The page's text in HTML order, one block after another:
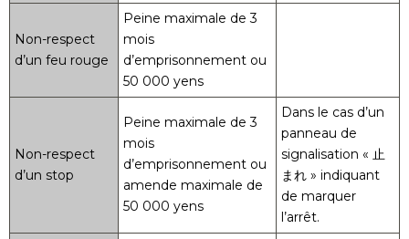
Non-respect
d’un feu rouge
Peine maximale de 3
mois
d’emprisonnement ou
50 000 yens
Non-respect
d’un stop
Peine maximale de 3
mois
d’emprisonnement ou
amende maximale de
50 000 yens
Dans le cas d’un
panneau de
signalisation « 止
まれ » indiquant
de marquer
l’arrêt.